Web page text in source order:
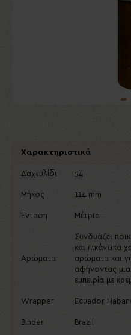
Χαρακτηριστικά
Δαχτυλίδι 54
Μήκος 114 mm
Ένταση Μέτρια
Αρώματα
Συνδυάζει
και πικάντικα
αρώματα και
αφήνοντας
εμπειρία με
Wrapper Ecuador
Binder Brazil